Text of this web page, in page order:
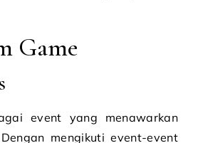
Game
event yang menawarkan
mengikuti event-event